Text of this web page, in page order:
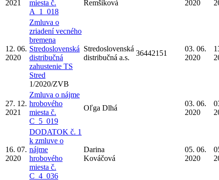
2021
miesta č.
A_1_018
Remšíková 2020
12. 06.
2020
Zmluva o
zriadení vecného
bremena
Stredoslovenská
distribučná
zahustenie TS
Stred
1/2020/ZVB
Stredoslovenská
distribučná a.s.
36442151
03. 06.
2020
27. 12.
2021
Zmluva o nájme
hrobového
miesta č.
C_5_019
Oľga Dlhá
03. 06.
2020
16. 07.
2020
DODATOK č. 1
k zmluve o
nájme
hrobového
miesta č.
C_4_036
Darina
Kováčová
05. 06.
2020